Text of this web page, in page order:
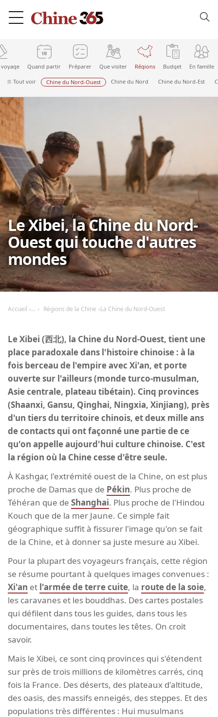
Quand partir Préparer Que visiter Régions Budget En famille
Tout voir Chine du Nord-Ouest Chine du Nord Chine du Nord-Est
Le Xibei, la Chine du Nord-
Ouest qui touche d'autres
mondes
Accueil Régions de la Chine La Chine du Nord-Ouest
Le Xibei (西北), la Chine du Nord-Ouest, tient une
place paradoxale dans l'histoire chinoise : à la
fois berceau de l'empire avec Xi'an, et porte
ouverte sur l'ailleurs (monde turco-musulman,
Asie centrale, plateau tibétain). Cinq provinces
(Shaanxi, Gansu, Qinghai, Ningxia, Xinjiang), près
d'un tiers du territoire chinois, et deux mille ans
de contacts qui ont façonné une partie de ce
qu'on appelle aujourd'hui culture chinoise. C'est
la région où la Chine cesse d'être seule.
À Kashgar, l'extrémité ouest de la Chine, on est plus
proche de Damas que de Pékin. Plus proche de
Téhéran que de Shanghai. Plus proche de l'Hindou
Kouch que de la mer Jaune. Ce simple fait
géographique suffit à fissurer l'image qu'on se fait
de la Chine, et à donner sa juste mesure au Xibei.
Pour la plupart des voyageurs français, cette région
se résume pourtant à quelques images convenues :
Xi'an et l'armée de terre cuite, la route de la soie,
les caravanes et les bouddhas. Des cartes postales
qui défilent dans tous les guides, dans tous les
documentaires, dans toutes les têtes. On croit
savoir.
Mais le Xibei, ce sont cinq provinces qui s'étendent
sur près de trois millions de kilomètres carrés, cinq
fois la France. Des déserts, des plateaux d'altitude,
des oasis, des massifs enneigés, des steppes. Et des
populations très différentes : Hui musulmans